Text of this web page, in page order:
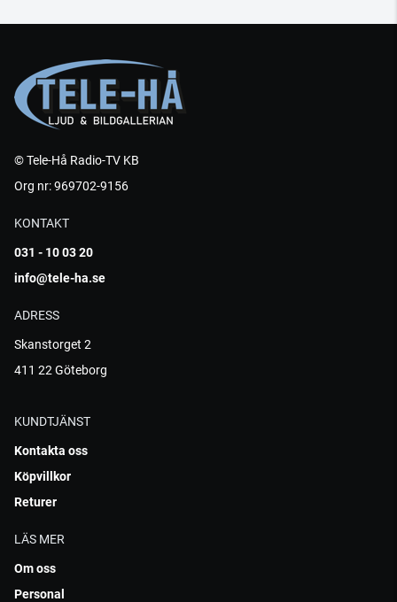
© Tele-Hå Radio-TV KB
Org nr: 969702-9156
KONTAKT
031 - 10 03 20
info@tele-ha.se
ADRESS
Skanstorget 2
411 22 Göteborg
KUNDTJÄNST
Kontakta oss
Köpvillkor
Returer
LÄS MER
Om oss
Personal